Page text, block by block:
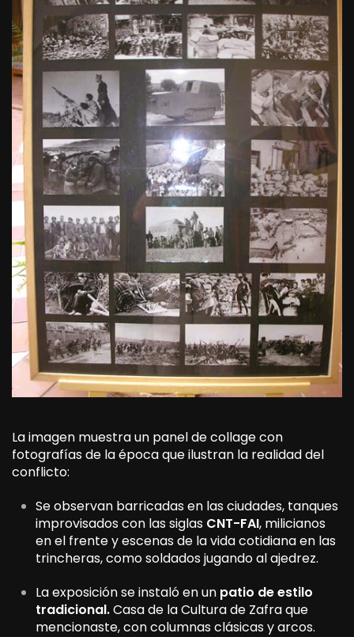
La imagen muestra un panel de collage con
fotografías de la época que ilustran la realidad del
conflicto:
Se observan barricadas en las ciudades, tanques
improvisados con las siglas CNT-FAI, milicianos
en el frente y escenas de la vida cotidiana en las
trincheras, como soldados jugando al ajedrez.
La exposición se instaló en un patio de estilo
tradicional.Casa de la Cultura de Zafra que
mencionaste, con columnas clásicas y arcos.